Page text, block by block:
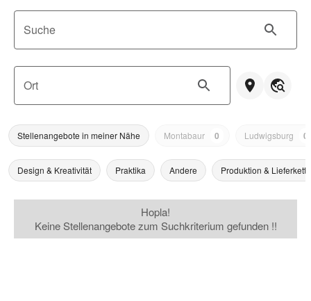
Suche
Ort
Stellenangebote in meiner Nähe Montabaur 0 Ludwigsburg 0
Design & Kreativität Praktika Andere Produktion & Lieferkette
Hopla!
Keine Stellenangebote zum Suchkriterium gefunden !!